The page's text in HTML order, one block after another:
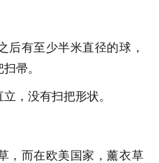
后有至少半米直径的球，
帚。
，没有扫把形状。
，而在欧美国家，薰衣草